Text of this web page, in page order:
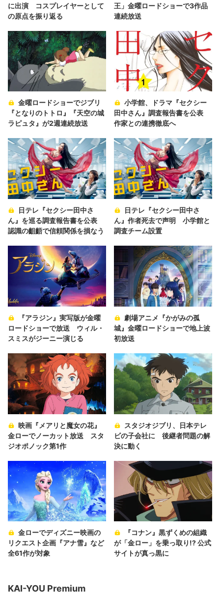
に出演 コスプレイヤーとして
の原点を振り返る
王」金曜ロードショーで3作品
連続放送
金曜ロードショーでジブリ
『となりのトトロ』『天空の城
ラピュタ』が2週連続放送
小学館、ドラマ『セクシー
田中さん』調査報告書を公表
作家との連携徹底へ
日テレ『セクシー田中さ
ん』を巡る調査報告書を公表
認識の齟齬で信頼関係を損なう
日テレ『セクシー田中さ
ん』作者死去で声明 小学館と
調査チーム設置
『アラジン』実写版が金曜
ロードショーで放送 ウィル・
スミスがジーニー演じる
劇場アニメ『かがみの孤
城』金曜ロードショーで地上波
初放送
映画『メアリと魔女の花』
金ローでノーカット放送 スタ
ジオポノック第1作
スタジオジブリ、日本テレ
ビの子会社に 後継者問題の解
決に動く
金ローでディズニー映画の
リクエスト企画『アナ雪』など
全61作が対象
『コナン』黒ずくめの組織
が「金ロー」を乗っ取り!? 公式
サイトが真っ黒に
KAI-YOU Premium